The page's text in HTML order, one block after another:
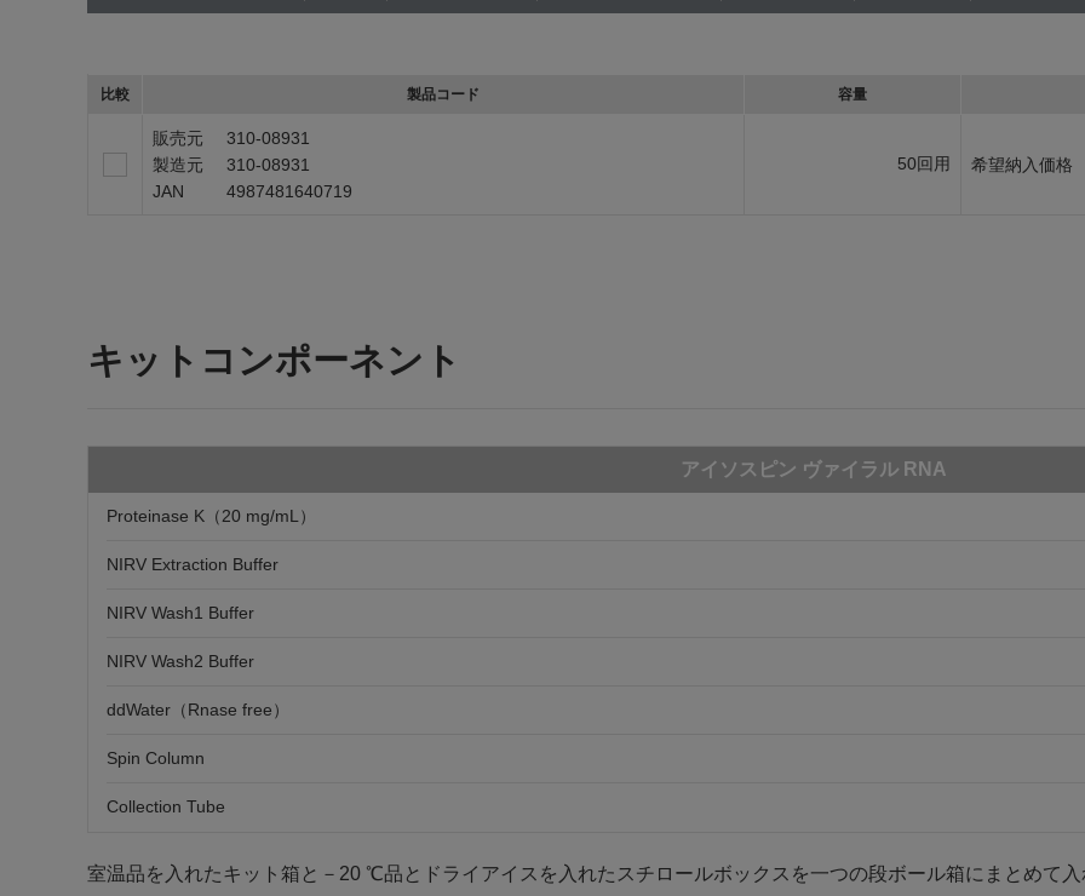
比較 製品コード 容量
販売元
310-08931
製造元
310-08931
JAN
4987481640719
50回用 希望納入価格
キットコンポーネント
アイソスピン ヴァイラル RNA
Proteinase K（20 mg/mL）
NIRV Extraction Buffer
NIRV Wash1 Buffer
NIRV Wash2 Buffer
ddWater（Rnase free）
Spin Column
Collection Tube
室温品を入れたキット箱と－20 ℃品とドライアイスを入れたスチロールボックスを一つの段ボール箱にまとめて